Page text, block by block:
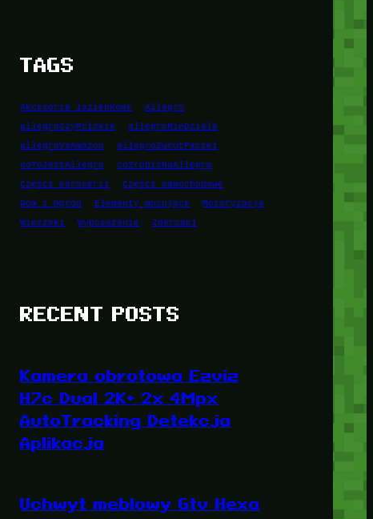
TAGS
Akcesoria łazienkowe
Allegro
allegroCzyPolskie
allegroNieDziala
allegroVsAmazon
allegroZwrotPaczki
coToJestAllegro
coZrobićNaAllegro
Części karoserii
Części samochodowe
Dom i Ogród
Elementy mocujące
Motoryzacja
Wieszaki
Wyposażenie Zderzaki
RECENT POSTS
Kamera obrotowa Ezviz
H7c Dual 2K+ 2x 4Mpx
AutoTracking Detekcja
Aplikacja
Uchwyt meblowy Gtv Hexa